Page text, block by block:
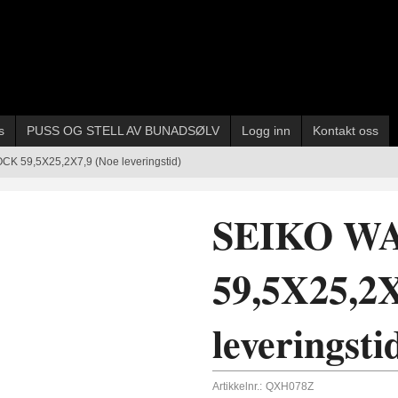
PUSS OG STELL AV BUNADSØLV Logg inn Kontakt oss
59,5X25,2X7,9 (Noe leveringstid)
SEIKO
Artikkelnr.: QXH078Z